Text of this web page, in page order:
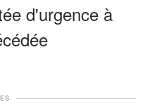
d'urgence à